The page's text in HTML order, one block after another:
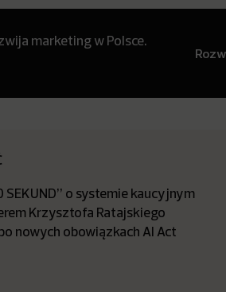
marketing w Polsce.
SEKUND” o systemie kaucyjnym
Krzysztofa Ratajskiego
nowych obowiązkach AI Act